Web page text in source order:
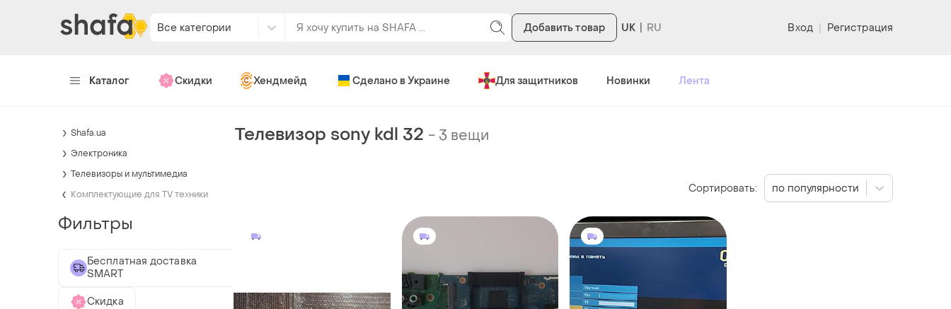
Все категории Добавить товар UK Вход | Регистрация
Каталог Скидки Хендмейд Сделано в Украине Для защитников Новинки Лента
Телевизор sony kdl 32 - 3 вещи
Сортировать: по популярности
Shafa.ua
Электроника
Телевизоры и мультимедиа
Комплектующие для TV техники
Фильтры
Бесплатная доставка
SMART
Скидка